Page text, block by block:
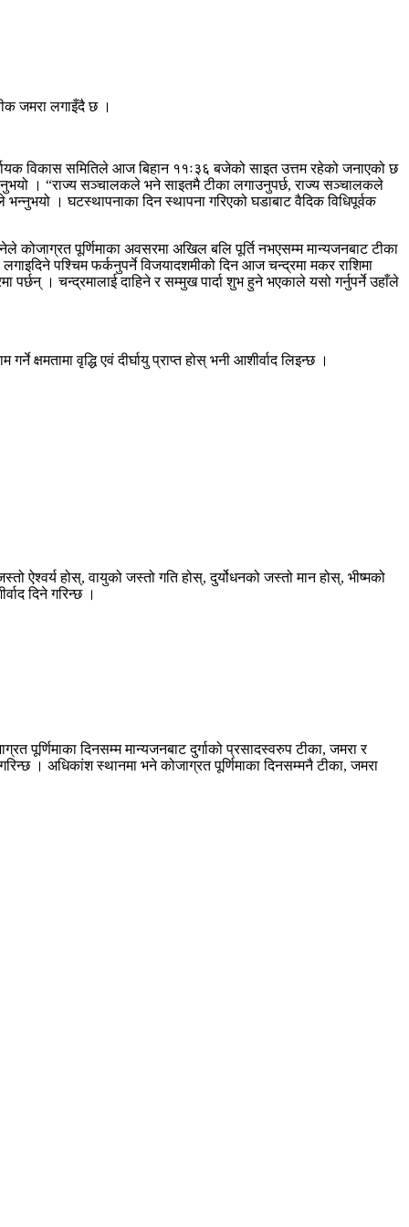
जमरा लगाइँदै छ ।
विकास समितिले आज बिहान ११ः३६ बजेको साइत उत्तम रहेको जनाएको छ
। “राज्य सञ्चालकले भने साइतमै टीका लगाउनुपर्छ, राज्य सञ्चालकले
। घटस्थापनाका दिन स्थापना गरिएको घडाबाट वैदिक विधिपूर्वक
कोजाग्रत पूर्णिमाका अवसरमा अखिल बलि पूर्ति नभएसम्म मान्यजनबाट टीका
पश्चिम फर्कनुपर्ने विजयादशमीको दिन आज चन्द्रमा मकर राशिमा
पर्छन् । चन्द्रमालाई दाहिने र सम्मुख पार्दा शुभ हुने भएकाले यसो गर्नुपर्ने उहाँले
वृद्धि एवं दीर्घायु प्राप्त होस् भनी आशीर्वाद लिइन्छ ।
ऐश्वर्य होस्, वायुको जस्तो गति होस्, दुर्योधनको जस्तो मान होस्, भीष्मको
दिने गरिन्छ ।
पूर्णिमाका दिनसम्म मान्यजनबाट दुर्गाको प्रसादस्वरुप टीका, जमरा र
। अधिकांश स्थानमा भने कोजाग्रत पूर्णिमाका दिनसम्मनै टीका, जमरा